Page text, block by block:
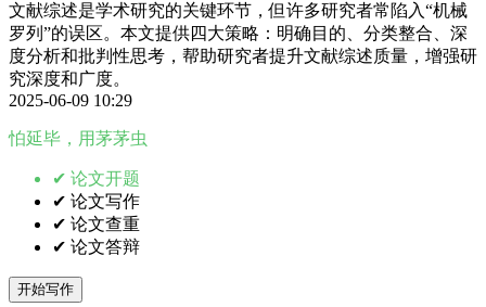
文献综述是学术研究的关键环节，但许多研究者常陷入“机械
罗列”的误区。本文提供四大策略：明确目的、分类整合、深
度分析和批判性思考，帮助研究者提升文献综述质量，增强研
究深度和广度。
2025-06-09 10:29
怕延毕，用茅茅虫
✔ 论文开题
✔ 论文写作
✔ 论文查重
✔ 论文答辩
开始写作